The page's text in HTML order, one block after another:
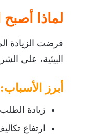
لماذا
فرضت الزيادة
البيئية، على
أبرز الأسباب:
زيادة
ارتفاع